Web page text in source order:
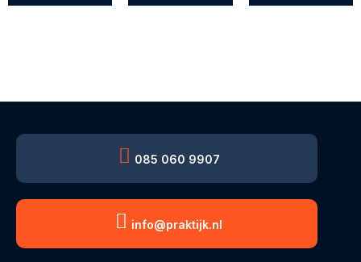
085 060 9907
info@praktijk.nl